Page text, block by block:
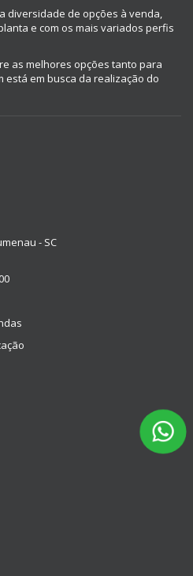
diversidade de opções à venda,
e com os mais variados perfis
as melhores opções tanto para
em busca da realização do
- SC